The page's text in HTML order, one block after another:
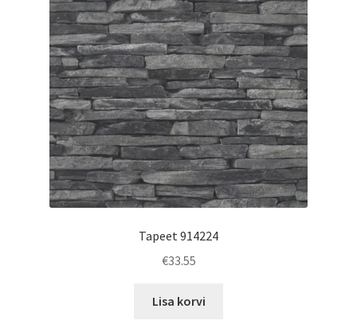
Tapeet 914224
€33.55
Lisa korvi